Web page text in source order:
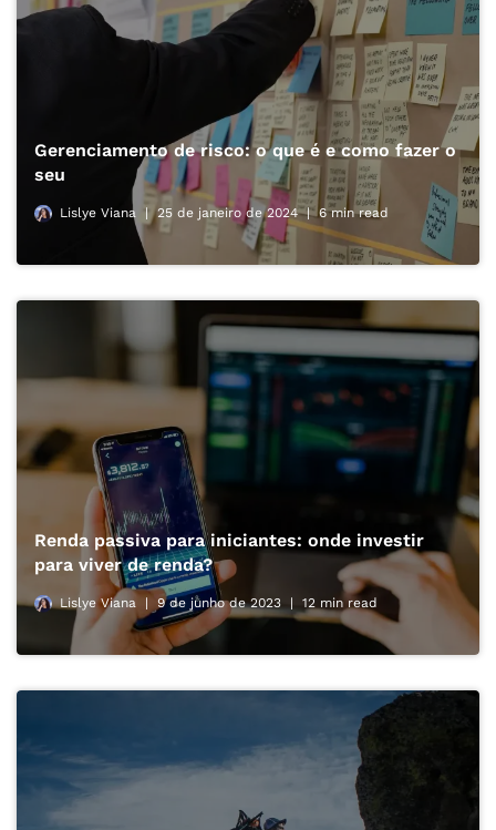
Gerenciamento de risco: o que é e como fazer o
seu
Lislye Viana 25 de janeiro de 2024 6 min read
Renda passiva para iniciantes: onde investir
para viver de renda?
Lislye Viana 9 de junho de 2023 12 min read